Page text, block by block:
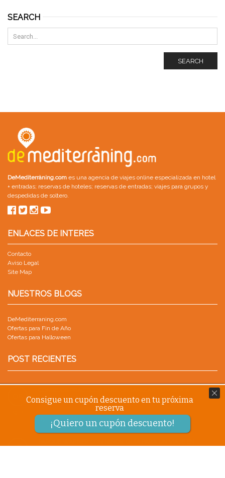
SEARCH
SEARCH
DeMediterràning.com es una agencia de viajes online especializada en hotel
+ entradas; reservas de hoteles; reservas de entradas; viajes para grupos y
despedidas de soltero
ENLACES DE INTERES
Contacto
Aviso Legal
Site Map
NUESTROS BLOGS
DeMediterraning.com
Ofertas para Fin de Año
Ofertas para Halloween
POST RECIENTES
PORTAVENTURA
Blog.DeMediterraning Blog.DeMediterraning
18
Consigue un cupón descuento en tu próxima
reserva
¡Quiero un cupón descuento!